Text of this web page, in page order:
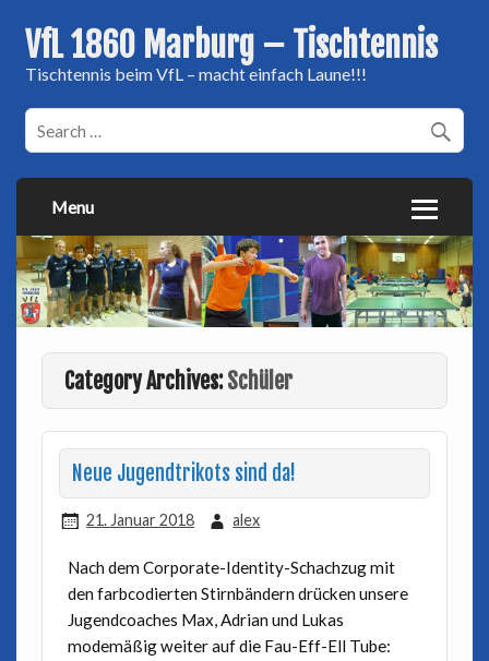
VfL 1860 Marburg – Tischtennis
Tischtennis beim VfL – macht einfach Laune!!!
Menu
Category Archives:Schüler
Neue Jugendtrikots sind da!
21. Januar 2018 alex
Nach dem Corporate-Identity-Schachzug mit
den farbcodierten Stirnbändern drücken unsere
Jugendcoaches Max, Adrian und Lukas
modemäßig weiter auf die Fau-Eff-Ell Tube: